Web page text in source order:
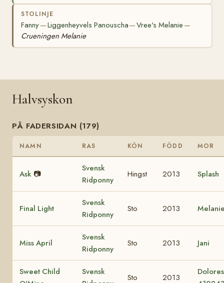
STOLINJE
Fanny—Liggenheyvels Panouscha—Vree's Melanie —
Crueningen Melanie
Halvsyskon
PÅ FADERSIDAN (179)
NAMN RAS KÖN FÖDD MOR
Ask 📷
Svensk
Ridponny
Hingst 2013 Splash
Final Light
Svensk
Ridponny
Sto 2013
Miss April
Svensk
Ridponny
Sto 2013 Jani
Sweet Child
Svensk
Sto 2013